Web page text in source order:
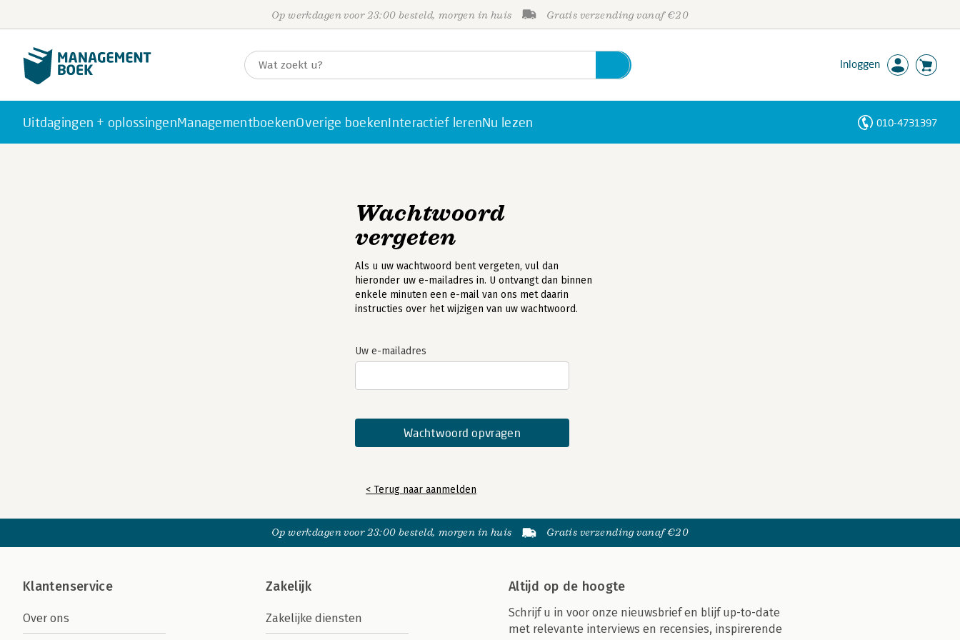
Op werkdagen voor 23:00 besteld, morgen in huis Gratis verzending vanaf €20
Inloggen
Uitdagingen + oplossingenManagementboekenOverige boekenInteractief lerenNu lezen 010-4731397
Wachtwoord
vergeten
Als u uw wachtwoord bent vergeten, vul dan
hieronder uw e-mailadres in. U ontvangt dan binnen
enkele minuten een e-mail van ons met daarin
instructies over het wijzigen van uw wachtwoord.
Uw e-mailadres
< Terug naar aanmelden
Op werkdagen voor 23:00 besteld, morgen in huis Gratis verzending vanaf €20
Klantenservice
Over ons
Zakelijk
Zakelijke diensten
Altijd op de hoogte
Schrijf u in voor onze nieuwsbrief en blijf up-to-date
met relevante interviews en recensies, inspirerende
Personen